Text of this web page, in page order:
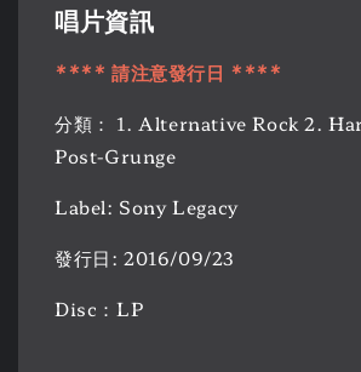
唱片資訊
**** 請注意發行日 ****
分類： 1. Alternative Rock 2.
Post-Grunge
Label: Sony Legacy
發行日: 2016/09/23
Disc：LP